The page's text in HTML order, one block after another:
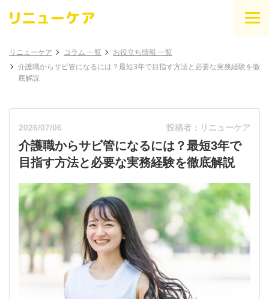
リニューケア コラム 一覧
お役立ち情報 一覧
介護職からサビ管になるには？最短3年で目指す方法と必要な実務経験を徹
底解説
2026/07/06 投稿者：リニューケア
介護職からサビ管になるには？最短3年で
目指す方法と必要な実務経験を徹底解説